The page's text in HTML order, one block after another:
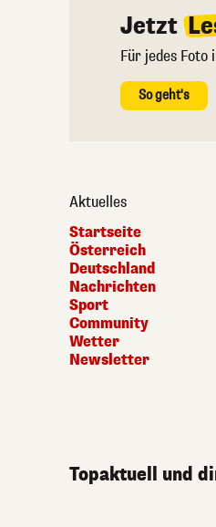
Jetzt
Für jedes Foto
So geht's
Aktuelles
Startseite
Österreich
Deutschland
Nachrichten
Sport
Community
Wetter
Newsletter
Topaktuell und